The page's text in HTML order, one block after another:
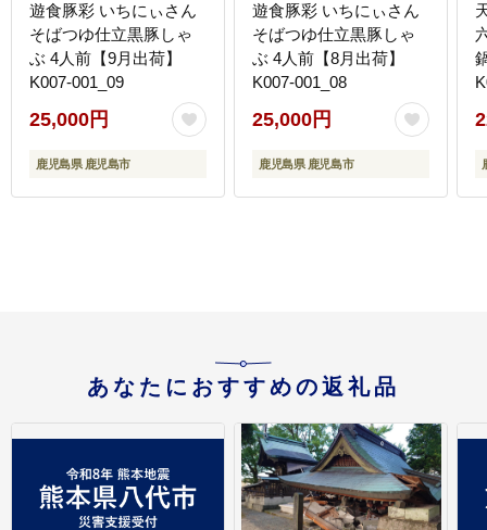
遊食豚彩 いちにぃさん
そばつゆ仕立黒豚しゃ
ぶ 4人前【9月出荷】
K007-001_09
25,000円
鹿児島県 鹿児島市
遊食豚彩 いちにぃさん
そばつゆ仕立黒豚しゃ
ぶ 4人前【8月出荷】
K007-001_08
25,000円
鹿児島県 鹿児島市
あなたにおすすめの返礼品